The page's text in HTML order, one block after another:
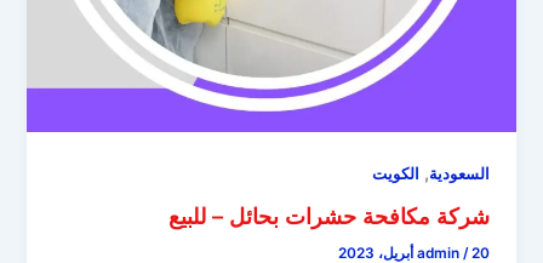
السعودية, الكويت
شركة مكافحة حشرات بحائل – للبيع
admin /20 أبريل، 2023